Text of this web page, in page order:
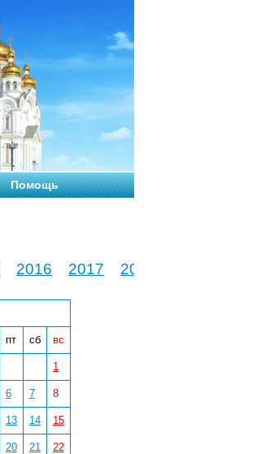
Помощь
2016 2017 2018
пт сб вс
1
6 7 8
13 14 15
20 21 22